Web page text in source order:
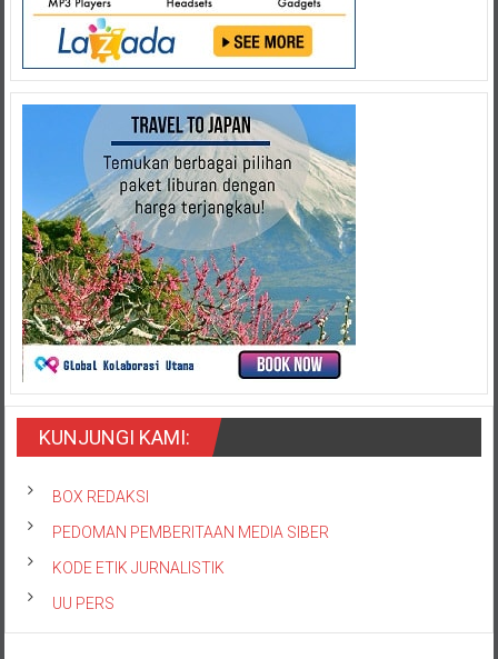
KUNJUNGI KAMI:
BOX REDAKSI
PEDOMAN PEMBERITAAN MEDIA SIBER
KODE ETIK JURNALISTIK
UU PERS